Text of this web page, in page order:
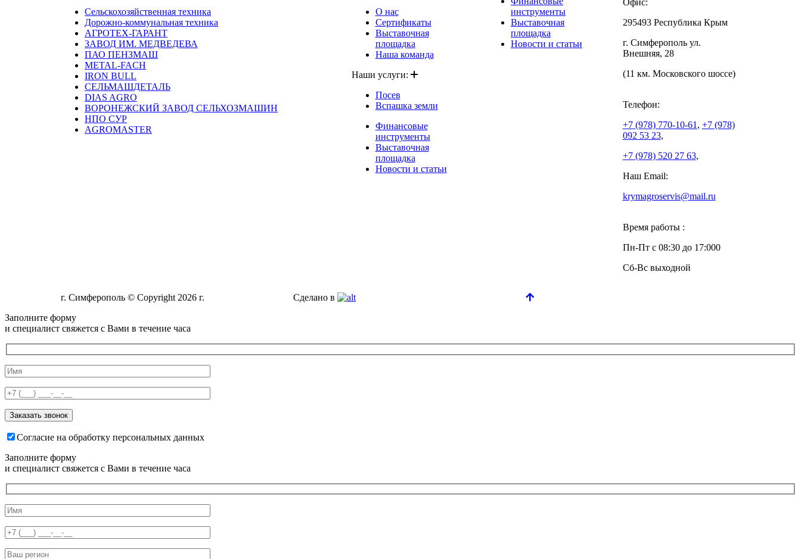
Сельскохозяйственная техника
Дорожно-коммунальная техника
АГРОТЕХ-ГАРАНТ
ЗАВОД ИМ. МЕДВЕДЕВА
ПАО ПЕНЗМАШ
METAL-FACH
IRON BULL
СЕЛЬМАШДЕТАЛЬ
DIAS AGRO
ВОРОНЕЖСКИЙ ЗАВОД СЕЛЬХОЗМАШИН
НПО СУР
AGROMASTER
О нас
Сертификаты
Выставочная
площадка
Наша команда
Наши услуги:
Посев
Вспашка земли
Финансовые
инструменты
Выставочная
площадка
Новости и статьи
инструменты
Выставочная
площадка
Новости и статьи
Офис:
295493 Республика Крым
г. Симферополь ул.
Внешняя, 28
(11 км. Московского шоссе)
Телефон:
+7 (978) 770-10-61 , +7 (978)
092 53 23,
+7 (978) 520 27 63,
Наш Email:
krymagroservis@mail.ru
Время работы :
Пн-Пт с 08:30 до 17:000
Сб-Вс выходной
г. Симферополь © Copyright 2026 г.
Сделано в
Заполните форму
и специалист свяжется с Вами в течение часа
Согласие на обработку персональных данных
Заполните форму
и специалист свяжется с Вами в течение часа